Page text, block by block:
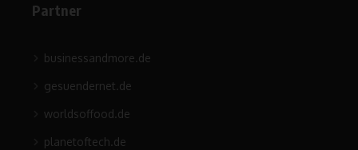
Partner
businessandmore.de
gesuendernet.de
worldsoffood.de
planetoftech.de